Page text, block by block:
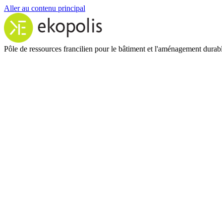
Aller au contenu principal
Pôle de ressources francilien pour le bâtiment et l'aménagement